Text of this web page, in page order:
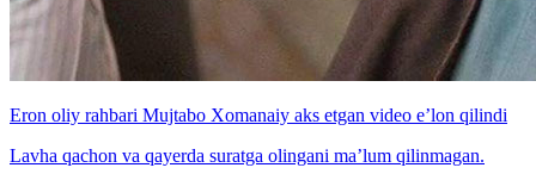
Eron oliy rahbari Mujtabo Xomanaiy aks etgan video e’lon qilindi
Lavha qachon va qayerda suratga olingani ma’lum qilinmagan.